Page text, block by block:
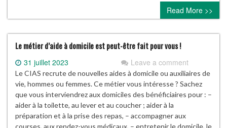
Read More >>
Le métier d’aide à domicile est peut-être fait pour vous !
31 juillet 2023 Leave a comment
Le CIAS recrute de nouvelles aides à domicile ou auxiliaires de
vie, hommes ou femmes. Ce métier vous intéresse ? Sachez
que vous interviendrez aux domiciles des bénéficiaires pour : –
aider à la toilette, au lever et au coucher ; aider à la
préparation et à la prise des repas, – accompagner aux